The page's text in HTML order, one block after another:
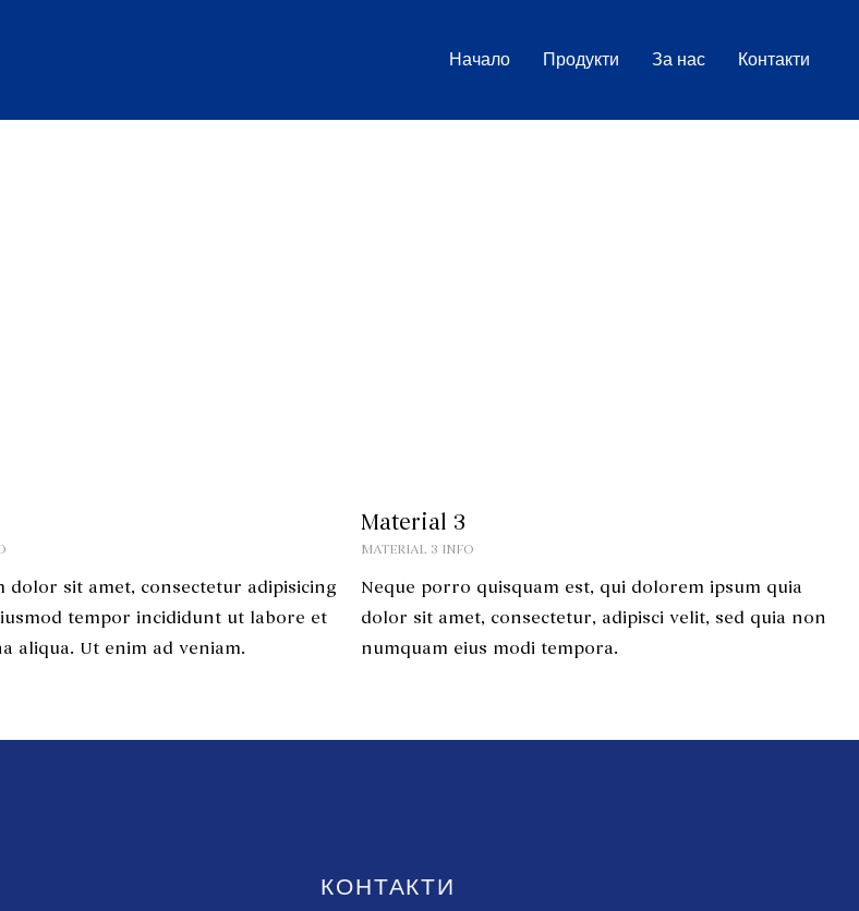
Начало Продукти За нас Контакти
dolor sit amet, consectetur adipisicing
tempor incididunt ut labore et
aliqua. Ut enim ad veniam.
Material 3
MATERIAL 3 INFO
Neque porro quisquam est, qui dolorem ipsum quia
dolor sit amet, consectetur, adipisci velit, sed quia non
numquam eius modi tempora.
КОНТАКТИ